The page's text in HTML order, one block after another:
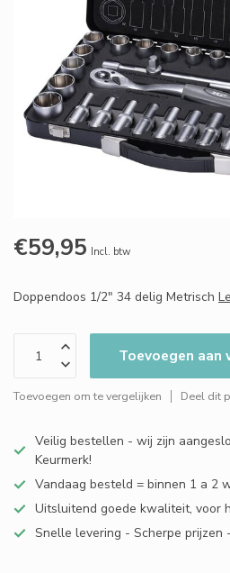
€59,95 Incl. btw
Doppendoos 1/2" 34 delig Metrisch
Toevoegen aan
Toevoegen om te vergelijken Deel dit
Veilig bestellen - wij zijn
Keurmerk!
Vandaag besteld = binnen 1 a 2
Uitsluitend goede kwaliteit, voor
Snelle levering - Scherpe prijzen